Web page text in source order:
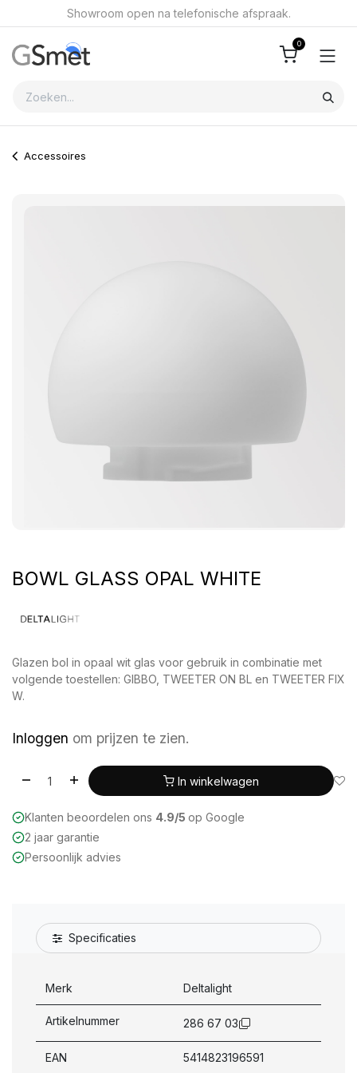
Overslaan naar inhoudShowroom open na telefonische afspraak.
0
Accessoires
BOWL GLASS OPAL WHITE
Glazen bol in opaal wit glas voor gebruik in combinatie met
volgende toestellen: GIBBO, TWEETER ON BL en TWEETER FIX
W.
Inloggen om prijzen te zien.
In winkelwagen
Klanten beoordelen ons 4.9/5 op Google
2 jaar garantie
Persoonlijk advies
Specificaties
Merk Deltalight
Artikelnummer 286 67 03
EAN 5414823196591